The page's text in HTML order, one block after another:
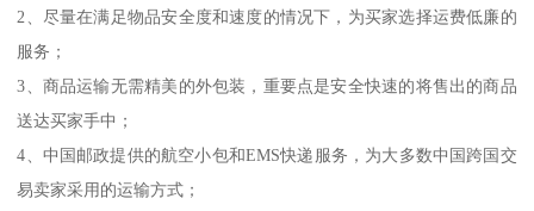
2、尽量在满足物品安全度和速度的情况下，为买家选择运费低廉的
服务；
3、商品运输无需精美的外包装，重要点是安全快速的将售出的商品
送达买家手中；
4、中国邮政提供的航空小包和EMS快递服务，为大多数中国跨国交
易卖家采用的运输方式；